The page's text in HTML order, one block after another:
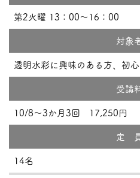
第2火曜 13：00～16：00
対象
透明水彩に興味のある方、初
受講
10/8～3か月3回 17,250円
定
14名